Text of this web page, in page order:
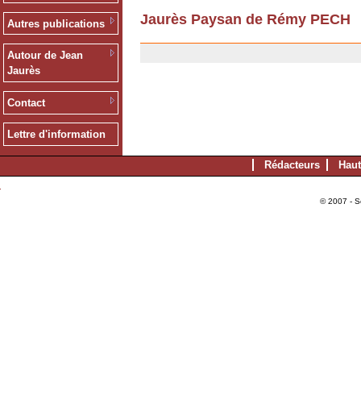
Autres publications
Autour de Jean
Jaurès
Contact
Lettre d'information
Jaurès Paysan de Rémy PECH
Rédacteurs
© 2007 -